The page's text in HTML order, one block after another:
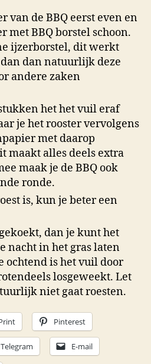
van de BBQ eerst even en
met BBQ borstel schoon.
ijzerborstel, dit werkt
dan natuurlijk deze
andere zaken
het het vuil eraf
je het rooster vervolgens
met daarop
maakt alles deels extra
maak je de BBQ ook
ronde.
is, kun je beter een
dan je kunt het
nacht in het gras laten
ochtend is het vuil door
losgeweekt. Let
niet gaat roesten.
Pinterest
Telegram E-mail